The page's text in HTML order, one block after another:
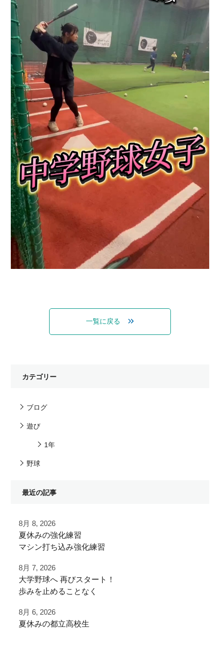
一覧に戻る
カテゴリー
ブログ
遊び
1年
野球
最近の記事
8月 8, 2026
夏休みの強化練習
マシン打ち込み強化練習
チーム練習が終わったあとに
追加で特訓！
ありがとうございました！
8月 7, 2026
⁡大学野球へ⁡ 再びスタート！⁡
⁡⁡歩みを止めることなく⁡
⁡頑張って
8月 6, 2026
夏休みの都立高校生